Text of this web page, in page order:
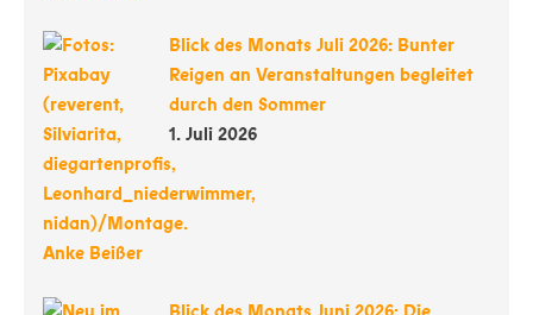
Blick des Monats Juli 2026: Bunter
Reigen an Veranstaltungen begleitet
durch den Sommer
1. Juli 2026